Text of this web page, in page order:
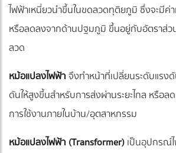
ไฟฟ้าเหนี่ยวนำขึ้นในขดลวดทุติยภูมิ ซึ่งจะมีค่
หรือลดลงจากด้านปฐมภูมิ ขึ้นอยู่กับอัตราส่
ลวด
หม้อแปลงไฟฟ้าจึงทำหน้าที่เปลี่ยนระดับแรง
ดันให้สูงขึ้นสำหรับการส่งผ่านระยะไกล หรือล
การใช้งานภายในบ้าน/อุตสาหกรรม
หม้อแปลงไฟฟ้า (Transformer)เป็นอุปกรณ์